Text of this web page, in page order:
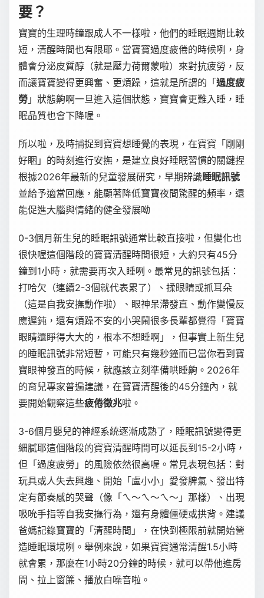
要？
寶寶的生理時鐘跟成人不一樣啦，他們的睡眠週期比較
短，清醒時間也有限耶。當寶寶過度疲倦的時候咧，身
體會分泌皮質醇（就是壓力荷爾蒙啦）來對抗疲勞，反
而讓寶寶變得更興奮、更煩躁，這就是所謂的「過度疲
勞 」狀態齁啊一旦進入這個狀態，寶寶會更難入睡，睡
眠品質也會下降喔。
所以啦，及時捕捉到寶寶想睡覺的表現，在寶寶「剛剛
好睏」的時刻進行安撫，是建立良好睡眠習慣的關鍵捏
根據2026年最新的兒童發展研究，早期辨識睡眠訊號
並給予適當回應，能顯著降低寶寶夜間驚醒的頻率，還
能促進大腦與情緒的健全發展呦
0-3個月新生兒的睡眠訊號通常比較直接啦，但變化也
很快喔這個階段的寶寶清醒時間很短，大約只有45分
鐘到1小時，就需要再次入睡咧。最常見的訊號包括：
打哈欠（連續2-3個就代表累了）、揉眼睛或抓耳朵
（這是自我安撫動作啦）、眼神呆滯發直、動作變慢反
應遲鈍，還有煩躁不安的小哭鬧很多長輩都覺得「寶寶
眼睛還睜得大大的，根本不想睡啊」，但事實上新生兒
的睡眠訊號非常短暫，可能只有幾秒鐘而已當你看到寶
寶眼神發直的時候，就應該立刻準備哄睡齁。2026年
的育兒專家普遍建議，在寶寶清醒後的45分鐘內，就
要開始觀察這些疲倦徵兆啦。
3-6個月嬰兒的神經系統逐漸成熟了，睡眠訊號變得更
細膩耶這個階段的寶寶清醒時間可以延長到15-2小時，
但「過度疲勞」的風險依然很高喔。常見表現包括：對
玩具或人失去興趣、開始「盧小小」愛發脾氣、發出特
定有節奏感的哭聲（像「ㄟ～ㄟ～ㄟ～」那樣）、出現
吸吮手指等自我安撫行為，還有身體僵硬或拱背。建議
爸媽記錄寶寶的「清醒時間」，在快到極限前就開始營
造睡眠環境咧。舉例來說，如果寶寶通常清醒1.5小時
就會累，那麼在1小時20分鐘的時候，就可以帶他進房
間、拉上窗簾、播放白噪音啦。